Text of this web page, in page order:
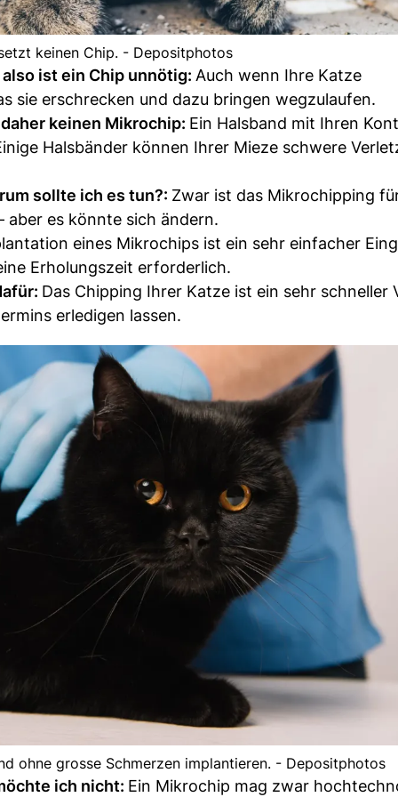
keinen Chip. - Depositphotos
ist ein Chip unnötig: Auch wenn Ihre Katze
sie erschrecken und dazu bringen wegzulaufen.
keinen Mikrochip: Ein Halsband mit Ihren
Halsbänder können Ihrer Mieze schwere
sollte ich es tun?: Zwar ist das Mikrochipping
aber es könnte sich ändern.
eines Mikrochips ist ein sehr einfacher
Erholungszeit erforderlich.
Das Chipping Ihrer Katze ist ein sehr schneller
erledigen lassen.
ohne grosse Schmerzen implantieren. - Depositphotos
ich nicht: Ein Mikrochip mag zwar